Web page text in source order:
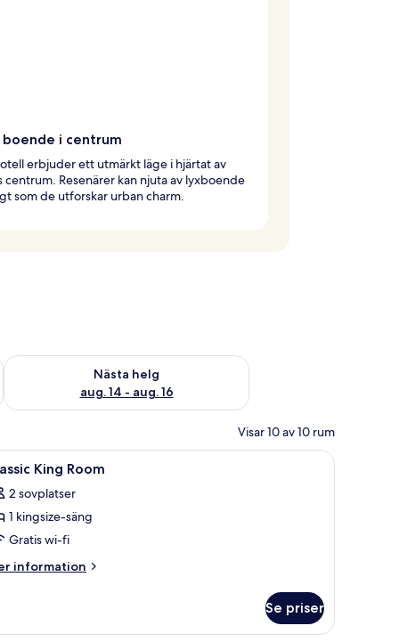
boende i centrum
erbjuder ett utmärkt läge i hjärtat av
centrum. Resenärer kan njuta av lyxboende
som de utforskar urban charm.
aug. 7 - aug. 9
Nästa helg
aug. 14 - aug. 16
Kontrollera tillgängligheten för nästa helg aug. 14 - aug. 16
Visar 10 av 10 rum
på rummet och skrivbordEtt sovrum med en säng under ett
5 King Room
2 sovplatser
1 kingsize-säng
Gratis wi-fi
information
Se priser